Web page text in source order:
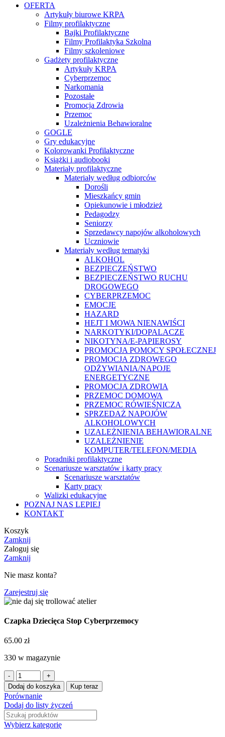
OFERTA
Artykuły biurowe KRPA
Filmy profilaktyczne
Bajki Profilaktyczne
Filmy Profilaktyka Szkolna
Filmy szkoleniowe
Gadżety profilaktyczne
Artykuły KRPA
Cyberprzemoc
Narkomania
Pozostałe
Promocja Zdrowia
Przemoc
Uzależnienia Behawioralne
GOGLE
Gry edukacyjne
Kolorowanki Profilaktyczne
Książki i audiobooki
Materiały profilaktyczne
Materiały według odbiorców
Dorośli
Mieszkańcy gmin
Opiekunowie i młodzież
Pedagodzy
Seniorzy
Sprzedawcy napojów alkoholowych
Uczniowie
Materiały według tematyki
ALKOHOL
BEZPIECZEŃSTWO
BEZPIECZEŃSTWO RUCHU
DROGOWEGO
CYBERPRZEMOC
EMOCJE
HAZARD
HEJT I MOWA NIENAWIŚCI
NARKOTYKI/DOPALACZE
NIKOTYNA/E-PAPIEROSY
PROMOCJA POMOCY SPOŁECZNEJ
PROMOCJA ZDROWEGO
ODŻYWIANIA/NAPOJE
ENERGETYCZNE
PROMOCJA ZDROWIA
PRZEMOC DOMOWA
PRZEMOC RÓWIEŚNICZA
SPRZEDAŻ NAPOJÓW
ALKOHOLOWYCH
UZALEŻNIENIA BEHAWIORALNE
UZALEŻNIENIE
KOMPUTER/TELEFON/MEDIA
Poradniki profilaktyczne
Scenariusze warsztatów i karty pracy
Scenariusze warsztatów
Karty pracy
Walizki edukacyjne
POZNAJ NAS LEPIEJ
KONTAKT
Koszyk
Zamknij
Zaloguj się
Zamknij
Nie masz konta?
Zarejestruj się
Czapka Dziecięca Stop Cyberprzemocy
65.00 zł
330 w magazynie
Dodaj do koszyka Kup teraz
Porównanie
Dodaj do listy życzeń
Wybierz kategorię